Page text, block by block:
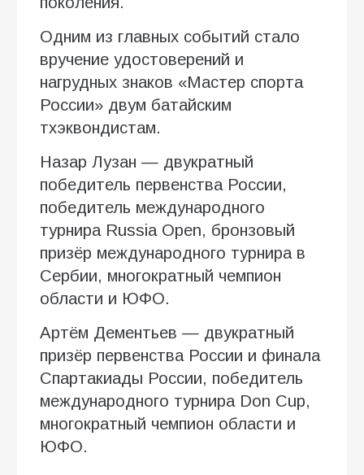
Одним из главных событий стало
вручение удостоверений и
нагрудных знаков «Мастер спорта
России» двум батайским
тхэквондистам.
Назар Лузан — двукратный
победитель первенства России,
победитель международного
турнира Russia Open, бронзовый
призёр международного турнира в
Сербии, многократный чемпион
области и ЮФО.
Артём Дементьев — двукратный
призёр первенства России и финала
Спартакиады России, победитель
международного турнира Don Cup,
многократный чемпион области и
ЮФО.